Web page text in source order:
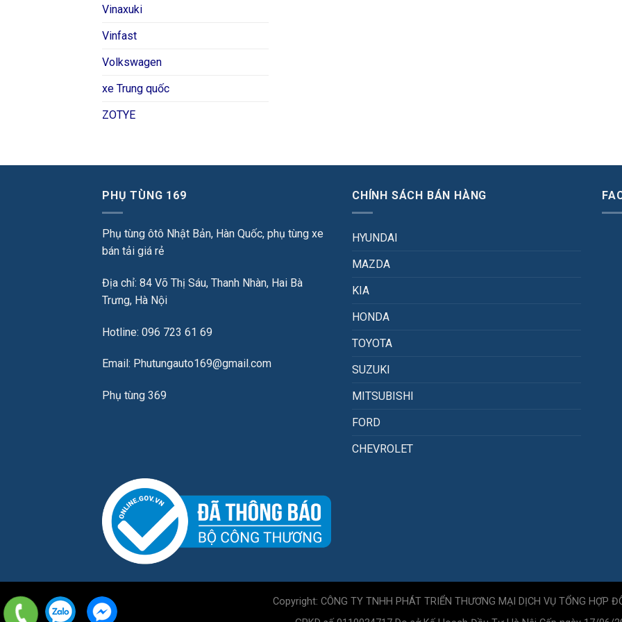
Vinaxuki
Vinfast
Volkswagen
xe Trung quốc
ZOTYE
PHỤ TÙNG 169
Phụ tùng ôtô Nhật Bản, Hàn Quốc, phụ tùng xe
bán tải giá rẻ
Địa chỉ: 84 Võ Thị Sáu, Thanh Nhàn, Hai Bà
Trưng, Hà Nội
Hotline: 096 723 61 69
Email: Phutungauto169@gmail.com
Phụ tùng 369
CHÍNH SÁCH BÁN HÀNG
HYUNDAI
MAZDA
KIA
HONDA
TOYOTA
SUZUKI
MITSUBISHI
FORD
CHEVROLET
Copyright: CÔNG TY TNHH PHÁT TRIỂN THƯƠNG MẠI DỊCH VỤ TỔNG HỢP